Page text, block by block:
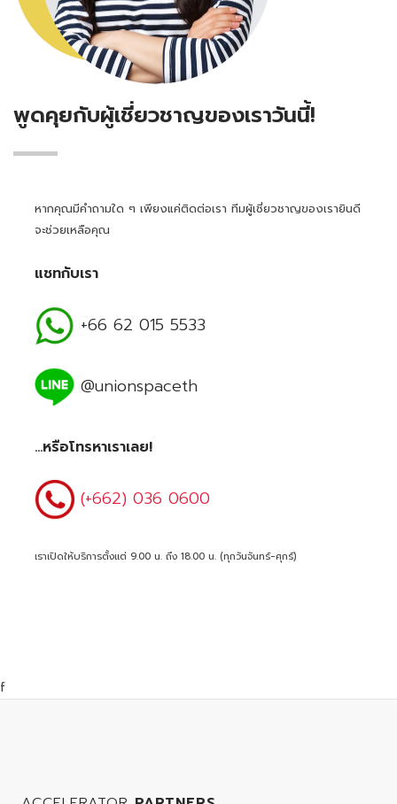
พูดคุยกับผู้เชี่ยวชาญของเราวันนี้!
หากคุณมีคำถามใด ๆ เพียงแค่ติดต่อเรา ทีมผู้เชี่ยวชาญของเรายินดี
จะช่วยเหลือคุณ
แชทกับเรา
+66 62 015 5533
@unionspaceth
...หรือโทรหาเราเลย!
(+662) 036 0600
เราเปิดให้บริการตั้งแต่ 9.00 น. ถึง 18.00 น. (ทุกวันจันทร์-ศุกร์)
f